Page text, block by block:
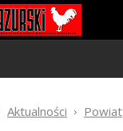
Aktualności Powiat